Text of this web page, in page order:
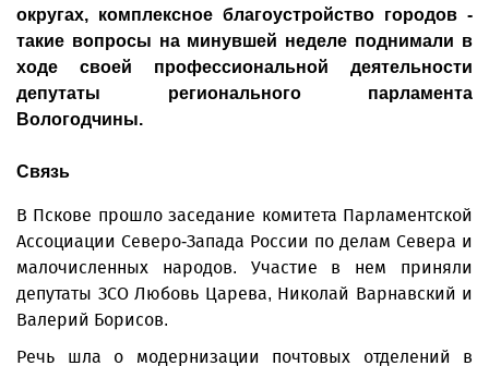
округах, комплексное благоустройство городов -
такие вопросы на минувшей неделе поднимали в
ходе своей профессиональной деятельности
депутаты регионального парламента
Вологодчины.
Связь
В Пскове прошло заседание комитета Парламентской
Ассоциации Северо-Запада России по делам Севера и
малочисленных народов. Участие в нем приняли
депутаты ЗСО Любовь Царева, Николай Варнавский и
Валерий Борисов.
Речь шла о модернизации почтовых отделений в